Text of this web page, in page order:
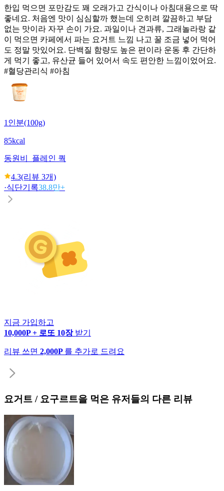
한입 먹으면 포만감도 꽤 오래가고 간식이나 아침대용으로 딱
좋네요. 처음엔 맛이 심심할까 했는데 오히려 깔끔하고 부담
없는 맛이라 자꾸 손이 가요. 과일이나 견과류, 그래놀라랑 같
이 먹으면 카페에서 파는 요거트 느낌 나고 꿀 조금 넣어 먹어
도 정말 맛있어요. 단백질 함량도 높은 편이라 운동 후 간단하
게 먹기 좋고, 유산균 들어 있어서 속도 편안한 느낌이었어요.
#혈당관리식 #아침
1인분(100g)
85kcal
동원 비_플레인 쿽
4.3(리뷰 3개)
·식단기록38.8만+
지금 가입하고
10,000P + 로또 10장 받기
리뷰 쓰면 2,000P 를 추가로 드려요
요거트 / 요구르트을 먹은 유저들의 다른 리뷰